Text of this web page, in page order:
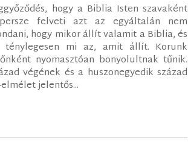
hogy a Biblia Isten szavaként
felveti azt az egyáltalán nem
hogy mikor állít valamit a Biblia, és
ténylegesen mi az, amit állít. Korunk
nyomasztóan bonyolultnak tűnik.
végének és a huszonegyedik század
jelentős...